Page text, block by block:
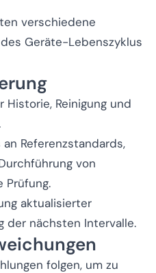
verschiedene
Geräte-Lebenszyklus
Historie, Reinigung und
Referenzstandards,
von
Prüfung.
aktualisierter
der nächsten Intervalle.
folgen, um zu